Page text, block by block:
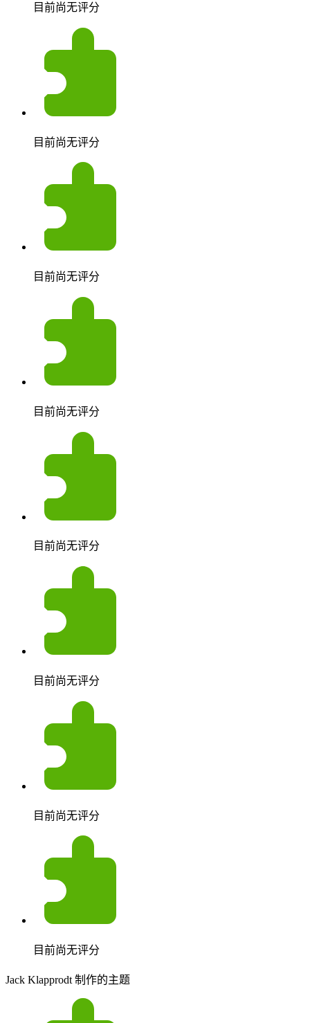
目前尚无评分
目前尚无评分
目前尚无评分
目前尚无评分
目前尚无评分
目前尚无评分
目前尚无评分
目前尚无评分
Jack Klapprodt 制作的主题